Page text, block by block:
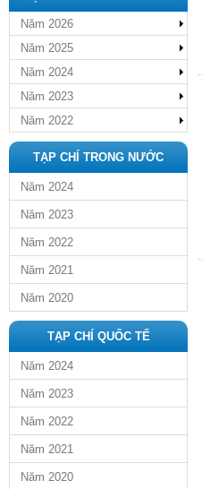
Năm 2026
Năm 2025
Năm 2024
Năm 2023
Năm 2022
TẠP CHÍ TRONG NƯỚC
Năm 2024
Năm 2023
Năm 2022
Năm 2021
Năm 2020
TẠP CHÍ QUỐC TẾ
Năm 2024
Năm 2023
Năm 2022
Năm 2021
Năm 2020